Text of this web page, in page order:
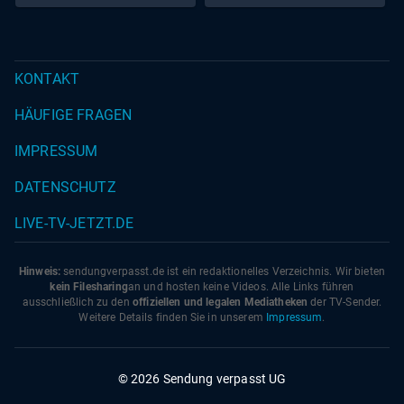
sollen etliche Tonnen schwere Steine vor dem Rosenhügel
platziert werden, auf dem gerade mehr als 15.000 Rosen
blühen: Sorten wie Summer of Love, Bentheimer Gold
oder die exotisch duftende Golden Gate.
KONTAKT
HÄUFIGE FRAGEN
IMPRESSUM
DATENSCHUTZ
LIVE-TV-JETZT.DE
Hinweis: sendungverpasst.de ist ein redaktionelles Verzeichnis. Wir bieten
kein Filesharingan und hosten keine Videos. Alle Links führen
ausschließlich zu den offiziellen und legalen Mediatheken der TV-Sender.
Weitere Details finden Sie in unserem Impressum.
© 2026 Sendung verpasst UG